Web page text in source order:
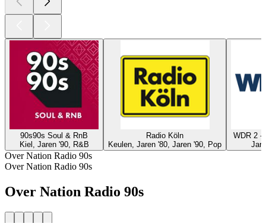
90s90s Soul & RnB
Kiel, Jaren '90, R&B
Radio Köln
Keulen, Jaren '80, Jaren '90, Pop
WDR 2 -
Over Nation Radio 90s
Over Nation Radio 90s
Over Nation Radio 90s